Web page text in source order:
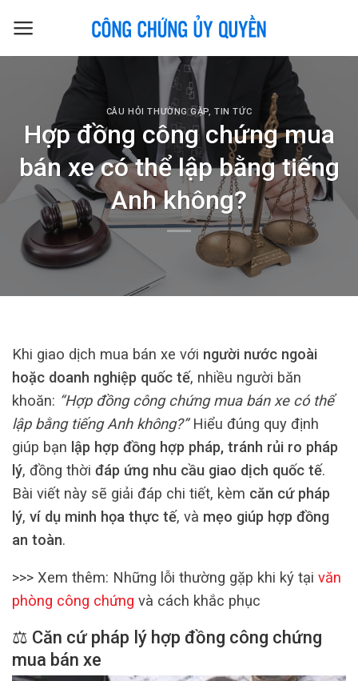
CÂU HỎI THƯỜNG GẶP,TIN TỨC
Hợp đồng công chứng mua
bán xe có thể lập bằng tiếng
Anh không?
Khi giao dịch mua bán xe với người nước ngoài
hoặc doanh nghiệp quốc tế, nhiều người băn
khoăn: “Hợp đồng công chứng mua bán xe có thể
lập bằng tiếng Anh không?”Hiểu đúng quy định
giúp bạn lập hợp đồng hợp pháp, tránh rủi ro pháp
lý, đồng thời đáp ứng nhu cầu giao dịch quốc tế.
Bài viết này sẽ giải đáp chi tiết, kèm căn cứ pháp
lý, ví dụ minh họa thực tế, và mẹo giúp hợp đồng
an toàn.
>>> Xem thêm: Những lỗi thường gặp khi ký tại văn
phòng công chứng và cách khắc phục
⚖️ Căn cứ pháp lý hợp đồng công chứng
mua bán xe